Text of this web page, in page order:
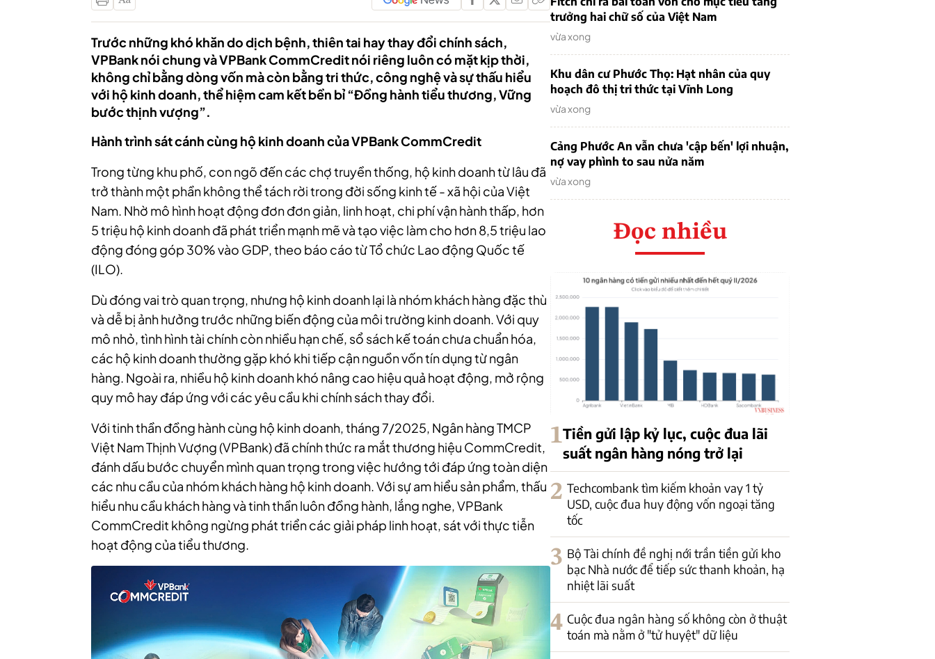
Trước những khó khăn do dịch bệnh, thiên tai hay thay đổi chính sách,
VPBank nói chung và VPBank CommCredit nói riêng luôn có mặt kịp thời,
không chỉ bằng dòng vốn mà còn bằng tri thức, công nghệ và sự thấu hiểu
với hộ kinh doanh, thể hiệm cam kết bền bỉ “Đồng hành tiểu thương, Vững
bước thịnh vượng”.
Hành trình sát cánh cùng hộ kinh doanh của VPBank CommCredit
Trong từng khu phố, con ngõ đến các chợ truyền thống, hộ kinh doanh từ lâu đã
trở thành một phần không thể tách rời trong đời sống kinh tế - xã hội của Việt
Nam. Nhờ mô hình hoạt động đơn đơn giản, linh hoạt, chi phí vận hành thấp, hơn
5 triệu hộ kinh doanh đã phát triển mạnh mẽ và tạo việc làm cho hơn 8,5 triệu lao
động đóng góp 30% vào GDP, theo báo cáo từ Tổ chức Lao động Quốc tế
(ILO).
Dù đóng vai trò quan trọng, nhưng hộ kinh doanh lại là nhóm khách hàng đặc thù
và dễ bị ảnh hưởng trước những biến động của môi trường kinh doanh. Với quy
mô nhỏ, tình hình tài chính còn nhiều hạn chế, sổ sách kế toán chưa chuẩn hóa,
các hộ kinh doanh thường gặp khó khi tiếp cận nguồn vốn tín dụng từ ngân
hàng. Ngoài ra, nhiều hộ kinh doanh khó nâng cao hiệu quả hoạt động, mở rộng
quy mô hay đáp ứng với các yêu cầu khi chính sách thay đổi.
Với tinh thần đồng hành cùng hộ kinh doanh, tháng 7/2025, Ngân hàng TMCP
Việt Nam Thịnh Vượng (VPBank) đã chính thức ra mắt thương hiệu CommCredit,
đánh dấu bước chuyển mình quan trọng trong việc hướng tới đáp ứng toàn diện
các nhu cầu của nhóm khách hàng hộ kinh doanh. Với sự am hiểu sản phẩm, thấu
hiểu nhu cầu khách hàng và tinh thần luôn đồng hành, lắng nghe, VPBank
CommCredit không ngừng phát triển các giải pháp linh hoạt, sát với thực tiễn
hoạt động của tiểu thương.
trưởng hai chữ số của Việt Nam
vừa xong
Khu dân cư Phước Thọ: Hạt nhân của quy
hoạch đô thị tri thức tại Vĩnh Long
vừa xong
Cảng Phước An vẫn chưa 'cập bến' lợi nhuận,
nợ vay phình to sau nửa năm
vừa xong
Đọc nhiều
1Tiền gửi lập kỷ lục, cuộc đua lãi
suất ngân hàng nóng trở lại
2 Techcombank tìm kiếm khoản vay 1 tỷ
USD, cuộc đua huy động vốn ngoại tăng
tốc
3 Bộ Tài chính đề nghị nới trần tiền gửi kho
bạc Nhà nước để tiếp sức thanh khoản, hạ
nhiệt lãi suất
4 Cuộc đua ngân hàng số không còn ở thuật
toán mà nằm ở "tử huyệt" dữ liệu